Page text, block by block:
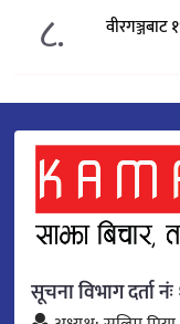
८. वीरगञ्जबाट
सूचना विभाग दर्ता